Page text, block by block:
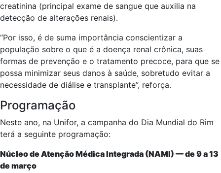
creatinina (principal exame de sangue que auxilia na
detecção de alterações renais).
“Por isso, é de suma importância conscientizar a
população sobre o que é a doença renal crônica, suas
formas de prevenção e o tratamento precoce, para que se
possa minimizar seus danos à saúde, sobretudo evitar a
necessidade de diálise e transplante”, reforça.
Programação
Neste ano, na Unifor, a campanha do Dia Mundial do Rim
terá a seguinte programação:
Núcleo de Atenção Médica Integrada (NAMI) — de 9 a 13
de março